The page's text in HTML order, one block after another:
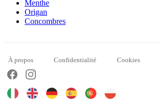
Menthe
Origan
Concombres
À propos Confidentialité Cookies